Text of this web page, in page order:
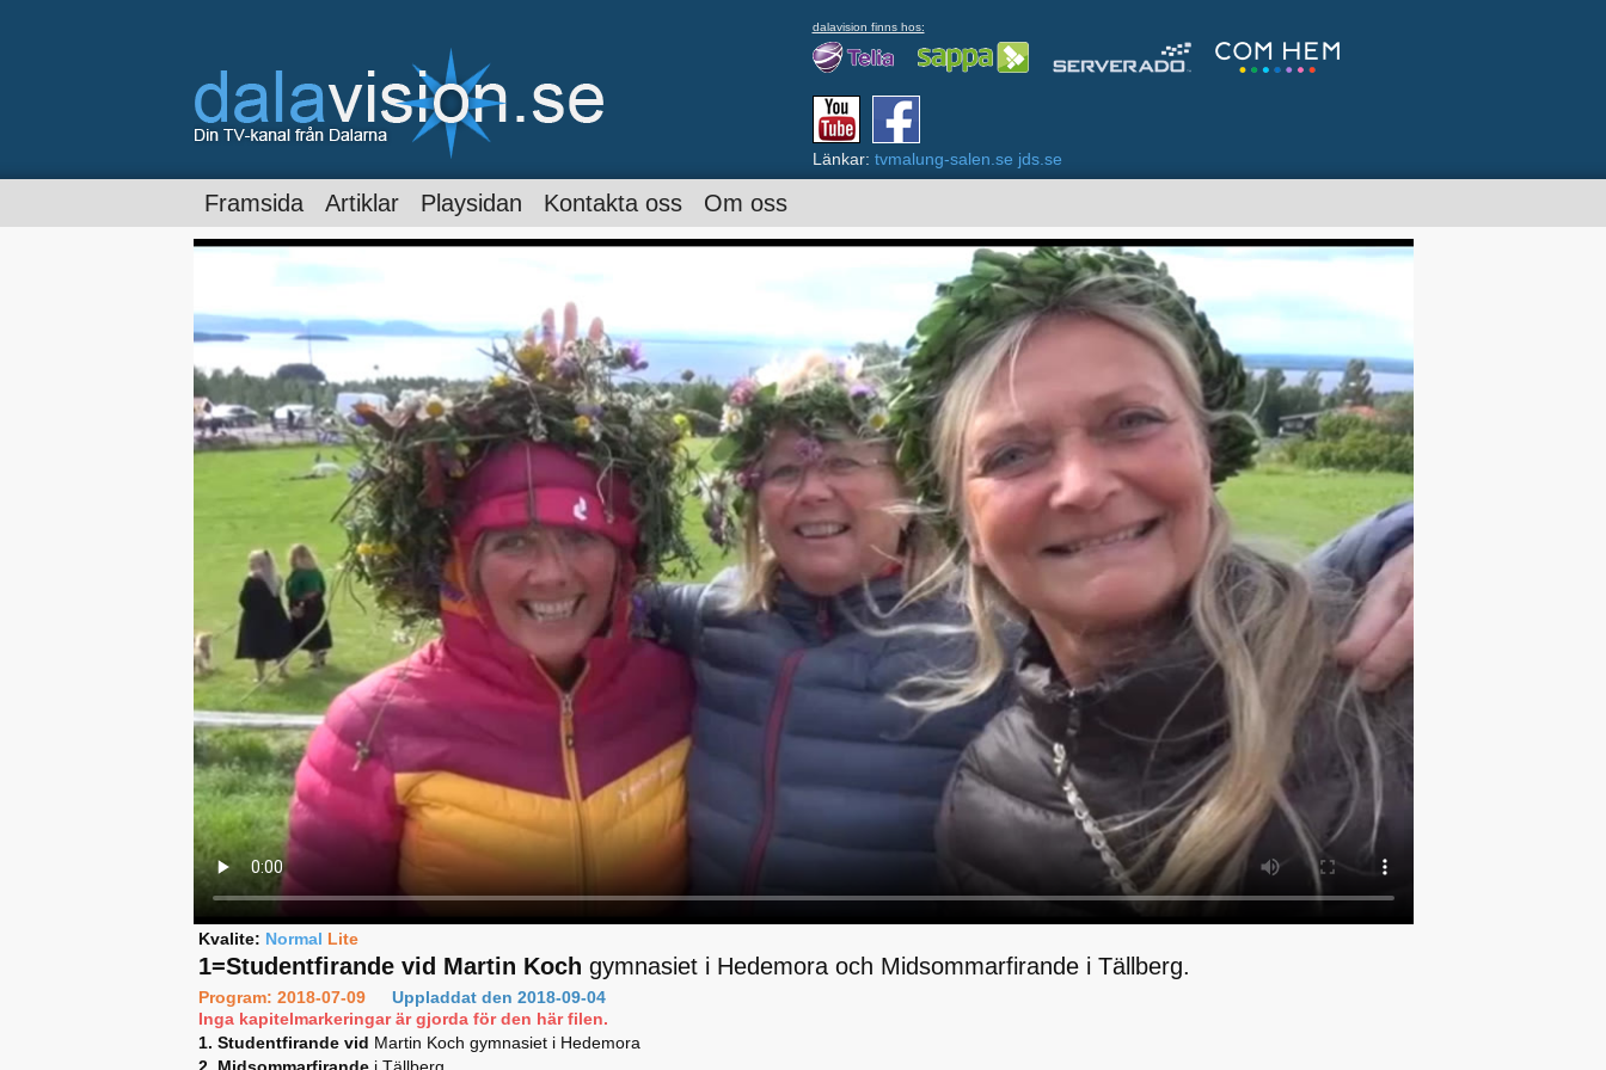
dalavision finns hos:
Länkar: tvmalung-salen.se jds.se
Framsida Artiklar Playsidan Kontakta oss Om oss
Kvalite: Normal Lite
1=Studentfirande vid Martin Koch gymnasiet i Hedemora och Midsommarfirande i Tällberg.
Program: 2018-07-09
Uppladdat den 2018-09-04
Inga kapitelmarkeringar är gjorda för den här filen.
1. Studentfirande vid Martin Koch gymnasiet i Hedemora